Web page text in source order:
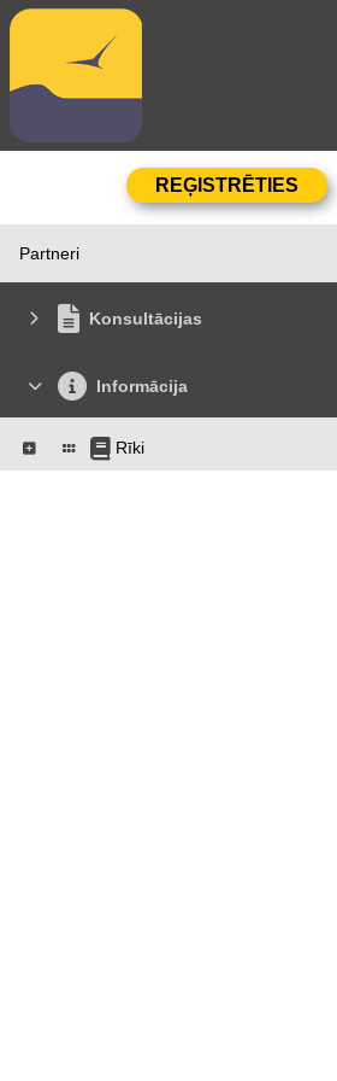
Partneri
Konsultācijas
Informācija
Rīki